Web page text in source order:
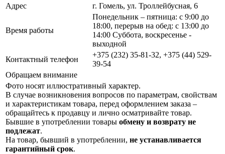
Адрес
г. Гомель, ул. Троллейбусная, 6
Время работы
Понедельник – пятница: с 9:00 до
18:00, перерыв на обед: с 13:00 до
14:00 Суббота, воскресенье -
выходной
Контактный телефон
+375 (232) 35-81-32, +375 (44) 529-
39-54
Обращаем внимание
Фото носят иллюстративный характер.
В случае возникновения вопросов по параметрам, свойствам
и характеристикам товара, перед оформлением заказа –
обращайтесь к продавцу и лично осматривайте товар.
Бывшие в употреблении товары обмену и возврату не
подлежат.
На товар, бывший в употреблении, не устанавливается
гарантийный срок.